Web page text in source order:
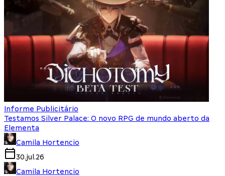
Informe Publicitário
Testamos Silver Palace: O novo RPG de mundo aberto da
Elementa
Camila Hortencio
30.jul.26
Camila Hortencio